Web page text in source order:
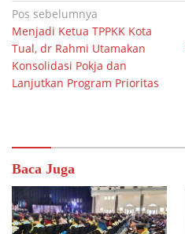
Navigasi
pos
Pos sebelumnya
Menjadi Ketua TPPKK Kota
Tual, dr Rahmi Utamakan
Konsolidasi Pokja dan
Lanjutkan Program Prioritas
Baca Juga